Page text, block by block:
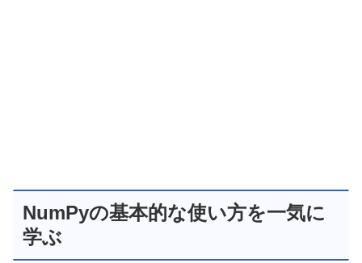
NumPyの基本的な使い方を一気に
学ぶ